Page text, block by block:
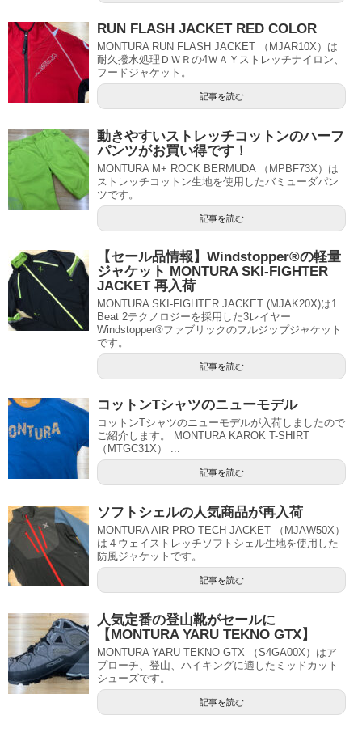
RUN FLASH JACKET RED COLOR
MONTURA RUN FLASH JACKET （MJAR10X）は
耐久撥水処理ＤＷＲの4ＷＡＹストレッチナイロン、
フードジャケット。
記事を読む
動きやすいストレッチコットンのハーフ
パンツがお買い得です！
MONTURA M+ ROCK BERMUDA （MPBF73X）は
ストレッチコットン生地を使用したバミューダパン
ツです。
記事を読む
【セール品情報】Windstopper®の軽量
ジャケット MONTURA SKI-FIGHTER
JACKET 再入荷
MONTURA SKI-FIGHTER JACKET (MJAK20X)は1
Beat 2テクノロジーを採用した3レイヤー
Windstopper®ファブリックのフルジップジャケット
です。
記事を読む
コットンTシャツのニューモデル
コットンTシャツのニューモデルが入荷しましたので
ご紹介します。 MONTURA KAROK T-SHIRT
（MTGC31X） ...
記事を読む
ソフトシェルの人気商品が再入荷
MONTURA AIR PRO TECH JACKET （MJAW50X）
は４ウェイストレッチソフトシェル生地を使用した
防風ジャケットです。
記事を読む
人気定番の登山靴がセールに
【MONTURA YARU TEKNO GTX】
MONTURA YARU TEKNO GTX （S4GA00X）はア
プローチ、登山、ハイキングに適したミッドカット
シューズです。
記事を読む